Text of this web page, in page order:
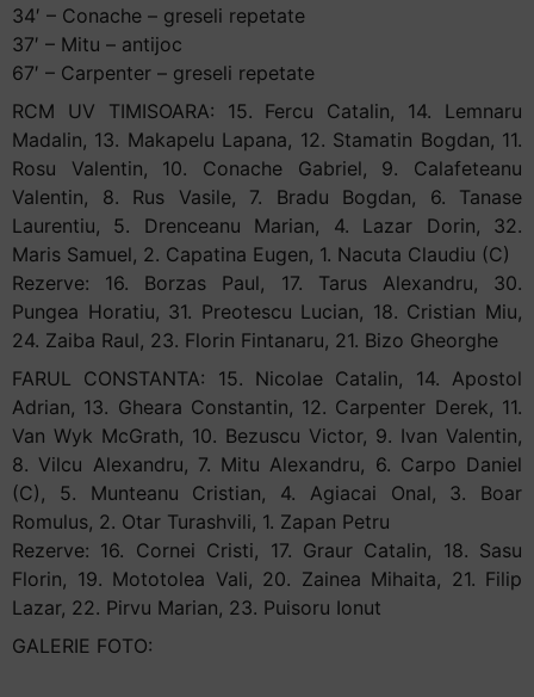
34′ – Conache – greseli repetate
37′ – Mitu – antijoc
67′ – Carpenter – greseli repetate
RCM UV TIMISOARA: 15. Fercu Catalin, 14. Lemnaru
Madalin, 13. Makapelu Lapana, 12. Stamatin Bogdan, 11.
Rosu Valentin, 10. Conache Gabriel, 9. Calafeteanu
Valentin, 8. Rus Vasile, 7. Bradu Bogdan, 6. Tanase
Laurentiu, 5. Drenceanu Marian, 4. Lazar Dorin, 32.
Maris Samuel, 2. Capatina Eugen, 1. Nacuta Claudiu (C)
Rezerve: 16. Borzas Paul, 17. Tarus Alexandru, 30.
Pungea Horatiu, 31. Preotescu Lucian, 18. Cristian Miu,
24. Zaiba Raul, 23. Florin Fintanaru, 21. Bizo Gheorghe
FARUL CONSTANTA: 15. Nicolae Catalin, 14. Apostol
Adrian, 13. Gheara Constantin, 12. Carpenter Derek, 11.
Van Wyk McGrath, 10. Bezuscu Victor, 9. Ivan Valentin,
8. Vilcu Alexandru, 7. Mitu Alexandru, 6. Carpo Daniel
(C), 5. Munteanu Cristian, 4. Agiacai Onal, 3. Boar
Romulus, 2. Otar Turashvili, 1. Zapan Petru
Rezerve: 16. Cornei Cristi, 17. Graur Catalin, 18. Sasu
Florin, 19. Mototolea Vali, 20. Zainea Mihaita, 21. Filip
Lazar, 22. Pirvu Marian, 23. Puisoru Ionut
GALERIE FOTO: